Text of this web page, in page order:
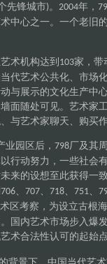
先锋城市)。 2004年，
中心之一。一个老旧
术机构达到 103家，带
代艺术公共化、市场
与展示的文化生产中
面随处可见。艺术家
与艺术家聊天、购买
园区后， 798厂及其
行动努力，一些社会
来的设想至此获得一
706、 707、 718、 751、
区考察，为设立古根
国内艺术市场步入爆
术合法性认可的起始